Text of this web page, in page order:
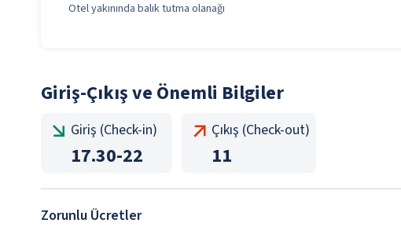
Otel yakınında balık tutma olanağı
Giriş-Çıkış ve Önemli Bilgiler
Giriş (Check-in)
17.30-22
Çıkış (Check-out)
11
Zorunlu Ücretler